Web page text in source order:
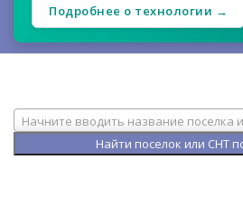
Подробнее о технологии →
Начните вводить название поселка